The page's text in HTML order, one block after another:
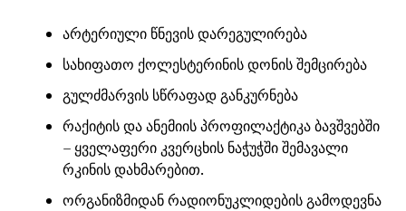
არტერიული წნევის დარეგულირება
სახიფათო ქოლესტერინის დონის შემცირება
გულძმარვის სწრაფად განკურნება
რაქიტის და ანემიის პროფილაქტიკა ბავშვებში
– ყველაფერი კვერცხის ნაჭუჭში შემავალი
რკინის დახმარებით.
ორგანიზმიდან რადიონუკლიდების გამოდევნა